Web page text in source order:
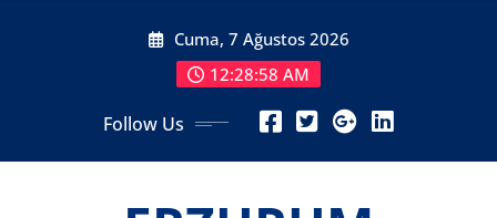
Cuma, 7 Ağustos 2026
12:28:59 AM
Follow Us